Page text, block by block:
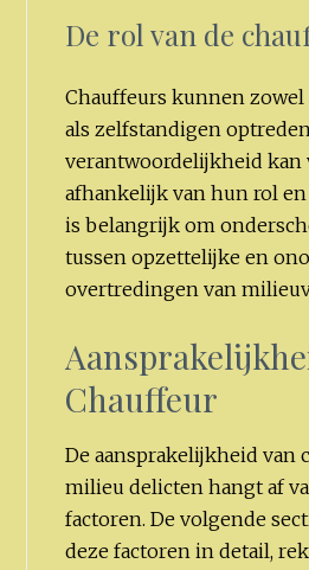
De rol van de
Chauffeurs kunnen
als zelfstandigen
verantwoordelijkheid kan
afhankelijk van hun rol en
is belangrijk om
tussen opzettelijke en
overtredingen van
Chauffeur
De aansprakelijkheid van
milieu delicten hangt af
factoren. De volgende
deze factoren in detail,